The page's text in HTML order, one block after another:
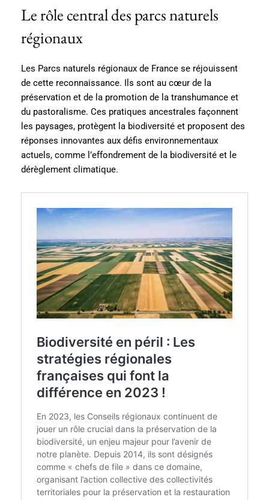
Le rôle central des parcs naturels
régionaux
Les Parcs naturels régionaux de France se réjouissent
de cette reconnaissance. Ils sont au cœur de la
préservation et de la promotion de la transhumance et
du pastoralisme. Ces pratiques ancestrales façonnent
les paysages, protègent la biodiversité et proposent des
réponses innovantes aux défis environnementaux
actuels, comme l’effondrement de la biodiversité et le
dérèglement climatique.